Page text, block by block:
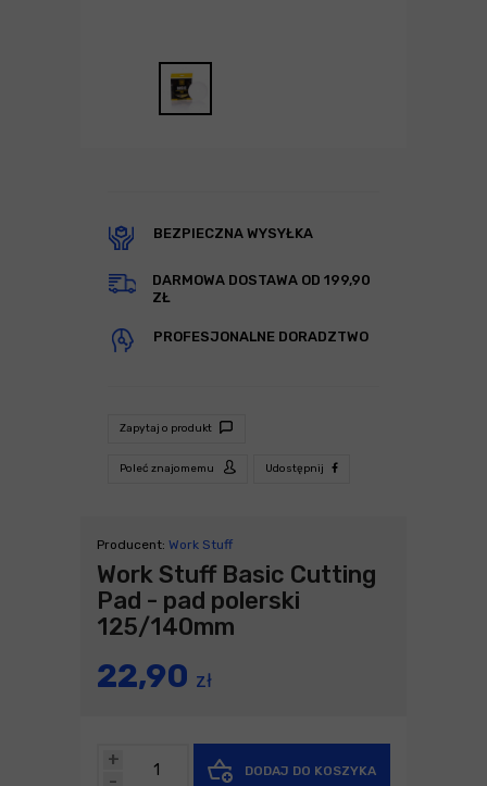
BEZPIECZNA WYSYŁKA
DARMOWA DOSTAWA OD 199,90
ZŁ
PROFESJONALNE DORADZTWO
Zapytaj o produkt
Poleć znajomemu Udostępnij
Producent: Work Stuff
Work Stuff Basic Cutting
Pad - pad polerski
125/140mm
22,90 zł
-
+
DODAJ DO KOSZYKA